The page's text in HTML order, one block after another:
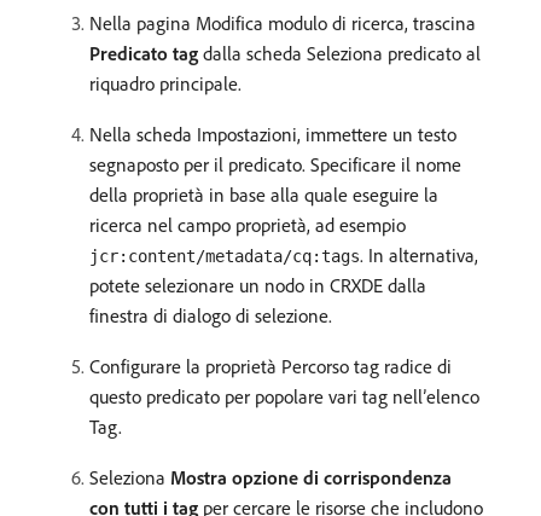
Nella pagina Modifica modulo di ricerca, trascina
Predicato tag dalla scheda Seleziona predicato al
riquadro principale.
Nella scheda Impostazioni, immettere un testo
segnaposto per il predicato. Specificare il nome
della proprietà in base alla quale eseguire la
ricerca nel campo proprietà, ad esempio
jcr:content/metadata/cq:tags. In alternativa,
potete selezionare un nodo in CRXDE dalla
finestra di dialogo di selezione.
Configurare la proprietà Percorso tag radice di
questo predicato per popolare vari tag nell’elenco
Tag.
Seleziona Mostra opzione di corrispondenza
con tutti i tag per cercare le risorse che includono